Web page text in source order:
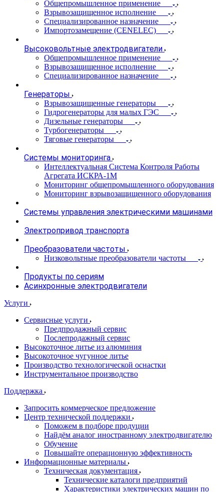
Общепромышленное применение
Взрывозащищенное исполнение
Специализированное назначение
Импортозамещение (CENELEC)
Высоковольтные электродвигатели
Общепромышленное применение
Взрывозащищенное исполнение
Специализированное назначение
Генераторы
Взрывозащищенные генераторы
Гидрогенераторы для малых ГЭС
Дизельные генераторы
Турбогенераторы
Тяговые генераторы
Системы мониторинга
Интеллектуальная Система Контроля Работы
Агрегата ИСКРА-1М
Мониторинг общепромышленного оборудования
Мониторинг взрывозащищенного оборудования
Системы управления электрическими машинами
Электропривод транспорта
Преобразователи частоты
Низковольтные преобразователи частоты
Продукты по сериям
Асинхронные электродвигатели
Услуги
Сервисные услуги
Предпродажный сервис
Послепродажный сервис
Высокоточное литье из алюминия
Высокоточное чугунное литье
Производство технологической оснастки
Инструментальное производство
Поддержка
Запросить коммерческое предложение
Центр технической поддержки
Поможем в подборе продуции
Найдём аналог иностранному электродвигателю
Обучение
Повышайте операционную эффективность
Информационные материалы
Техническая документация
Технические каталоги предприятий
Характеристики электрических машин по